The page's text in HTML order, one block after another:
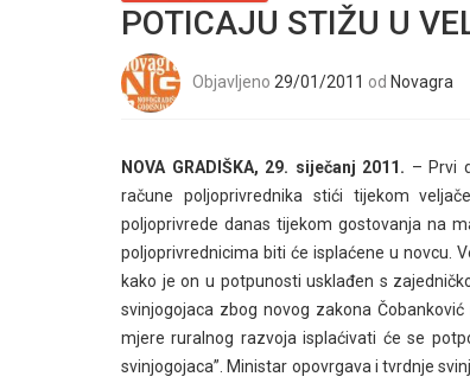
POTICAJU STIŽU U
Objavljeno 29/01/2011 od Novagra
NOVA GRADIŠKA, 29. siječanj 2011. – Prvi
račune poljoprivrednika stići tijekom
poljoprivrede danas tijekom gostovanja na
poljoprivrednicima biti će isplaćene u novcu.
kako je on u potpunosti usklađen s
svinjogojaca zbog novog zakona
mjere ruralnog razvoja isplaćivati će se
svinjogojaca”. Ministar opovrgava i tvrdnje